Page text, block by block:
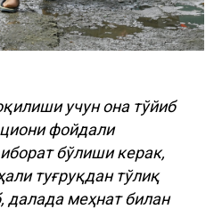
учун она тўйиб
фойдали
бўлиши керак,
туғруқдан тўлиқ
далада меҳнат билан